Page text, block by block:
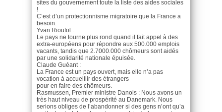
sites du gouvernement toute la liste des aides sociales
!
C’est d’un protectionnisme migratoire que la France a
besoin.
Yvan Rioufol :
Le pays ne tourne plus rond quand il fait appel à des
extra-européens pour répondre aux 500.000 emplois
vacants, tandis que 2.7000.000 chômeurs sont aidés
par une solidarité nationale épuisée.
Claude Guéant :
La France est un pays ouvert, mais elle n’a pas
vocation à accueillir des étrangers
pour en faire des chômeurs.
Rasmussen, Premier ministre Danois : Nous avons un
très haut niveau de prospérité au Danemark. Nous
serions obliges de l’abandonner si des gens n’ont qu’a